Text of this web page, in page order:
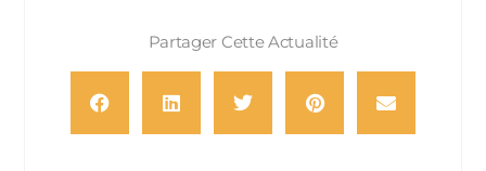
Partager Cette Actualité